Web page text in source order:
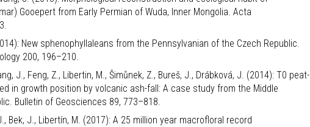
Gooepert from Early Permian of Wuda, Inner Mongolia. Acta
New sphenophyllaleans from the Pennsylvanian of the Czech Republic.
200, 196–210.
J., Feng, Z., Libertin, M., Šimůnek, Z., Bureš, J., Drábková, J. (2014): T0 peat-
in growth position by volcanic ash-fall: A case study from the Middle
Bulletin of Geosciences 89, 773–818.
Bek, J., Libertín, M. (2017): A 25 million year macrofloral record